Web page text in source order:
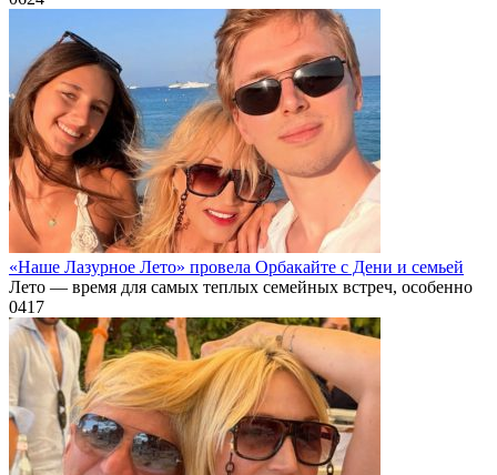
«Наше Лазурное Лето» провела Орбакайте с Дени и семьей
Лето — время для самых теплых семейных встреч, особенно
0417